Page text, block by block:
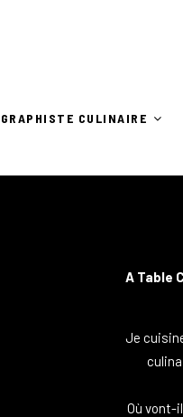
GRAPHISTE CULINAIRE
A Table
Je
Où vont-